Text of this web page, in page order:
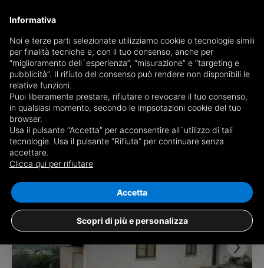
Ricevi copia del giornale via mail
Scegli giornale
4 risultati per
Informativa
Noi e terze parti selezionate utilizziamo cookie o tecnologie simili
per finalità tecniche e, con il tuo consenso, anche per
“miglioramento dell`esperienza”, “misurazione” e “targeting e
pubblicità”. Il rifiuto del consenso può rendere non disponibili le
relative funzioni.
Puoi liberamente prestare, rifiutare o revocare il tuo consenso,
in qualsiasi momento, secondo le impsotazioni cookie del tuo
browser.
Usa il pulsante “Accetta” per acconsentire all`utilizzo di tali
tecnologie. Usa il pulsante “Rifiuta” per continuare senza
accettare.
Clicca qui per rifiutare
Scopri di più e personalizza
Accetta